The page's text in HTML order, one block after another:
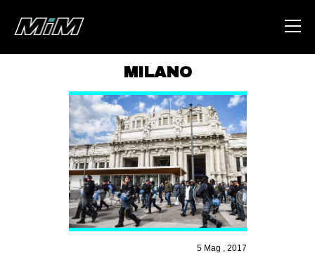
ABOUT
AREA
DEGENERAZIONE
GAZA FREESTYLE
CSOA LAMBRETTA
MILANO
5 Mag , 2017